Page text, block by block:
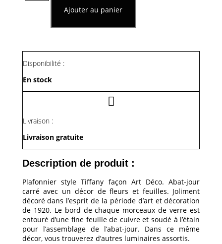
Ajouter au panier
Disponibilité :
En stock
Livraison :
Livraison gratuite
Description de produit :
Plafonnier style Tiffany façon Art Déco. Abat-jour
carré avec un décor de fleurs et feuilles. Joliment
décoré dans l’esprit de la période d’art et décoration
de 1920. Le bord de chaque morceaux de verre est
entouré d’une fine feuille de cuivre et soudé à l’étain
pour l’assemblage de l’abat-jour. Dans ce même
décor, vous trouverez d’autres luminaires assortis.